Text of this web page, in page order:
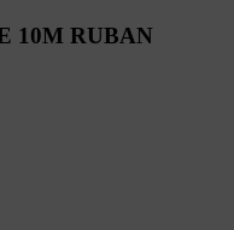
10M RUBAN